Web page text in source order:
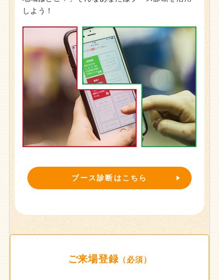
しよう！
ブース診断はこちら
ご来場登録（必須）